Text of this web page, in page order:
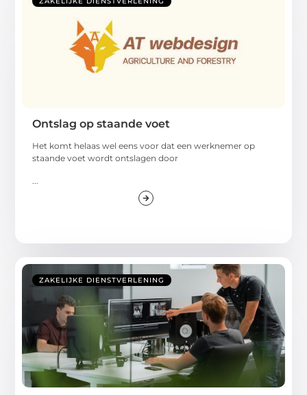
Ontslag op staande voet
Het komt helaas wel eens voor dat een werknemer op
staande voet wordt ontslagen door
ZAKELIJKE DIENSTVERLENING